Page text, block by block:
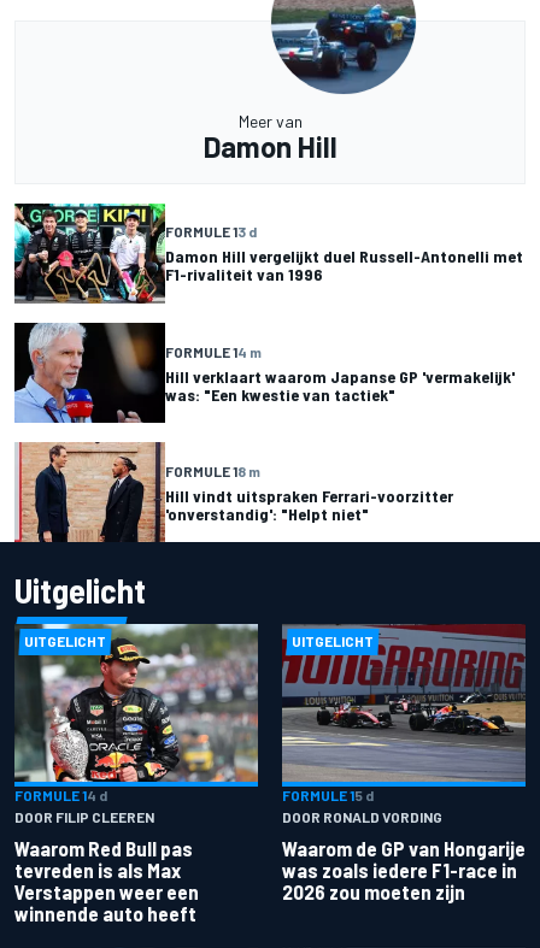
Meer van
Damon Hill
FORMULE 13 d
Damon Hill vergelijkt duel Russell-Antonelli met
F1-rivaliteit van 1996
FORMULE 14 m
Hill verklaart waarom Japanse GP 'vermakelijk'
was: "Een kwestie van tactiek"
FORMULE 18 m
Hill vindt uitspraken Ferrari-voorzitter
'onverstandig': "Helpt niet"
Uitgelicht
UITGELICHT
FORMULE 14 d
DOOR FILIP CLEEREN
Waarom Red Bull pas
tevreden is als Max
Verstappen weer een
winnende auto heeft
UITGELICHT
FORMULE 15 d
DOOR RONALD VORDING
Waarom de GP van Hongarije
was zoals iedere F1-race in
2026 zou moeten zijn